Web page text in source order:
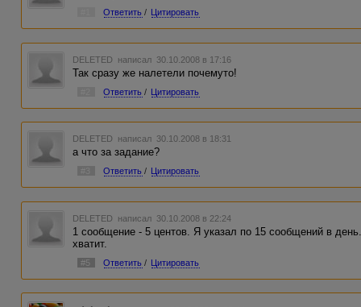
Ответить / Цитировать
DELETED написал 30.10.2008 в 17:16
Так сразу же налетели почемуто!
Ответить / Цитировать
DELETED написал 30.10.2008 в 18:31
а что за задание?
Ответить / Цитировать
DELETED написал 30.10.2008 в 22:24
1 сообщение - 5 центов. Я указал по 15 сообщений в
хватит.
#5 Ответить / Цитировать